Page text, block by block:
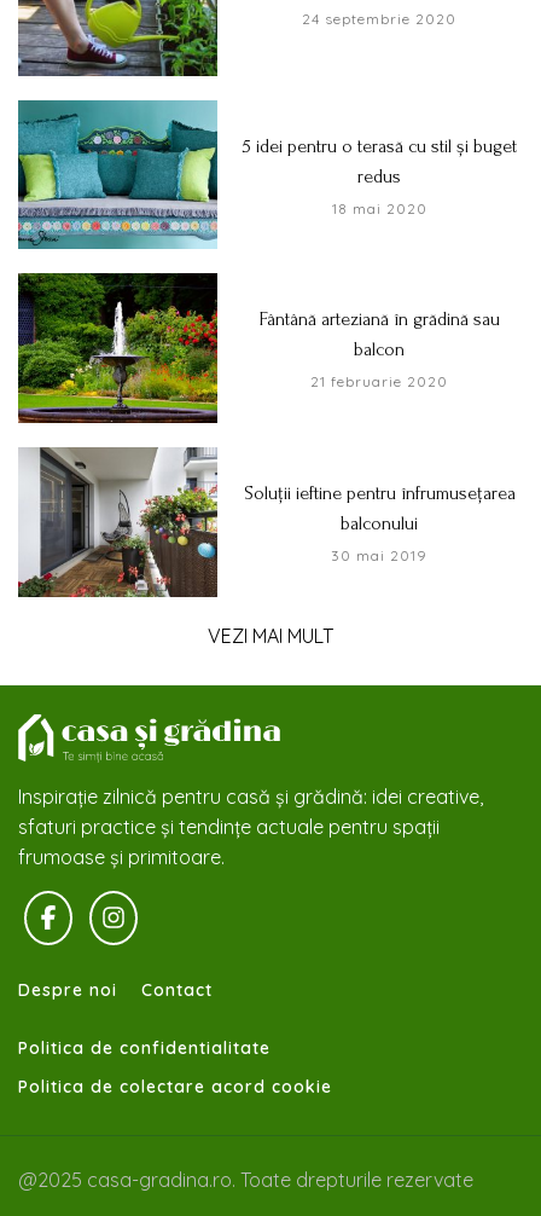
24 septembrie 2020
5 idei pentru o terasă cu stil și buget
redus
18 mai 2020
Fântână arteziană în grădină sau
balcon
21 februarie 2020
Soluții ieftine pentru înfrumusețarea
balconului
30 mai 2019
VEZI MAI MULT
Inspirație zilnică pentru casă și grădină: idei creative,
sfaturi practice și tendințe actuale pentru spații
frumoase și primitoare.
Despre noi Contact
Politica de confidentialitate
Politica de colectare acord cookie
@2025 casa-gradina.ro. Toate drepturile rezervate